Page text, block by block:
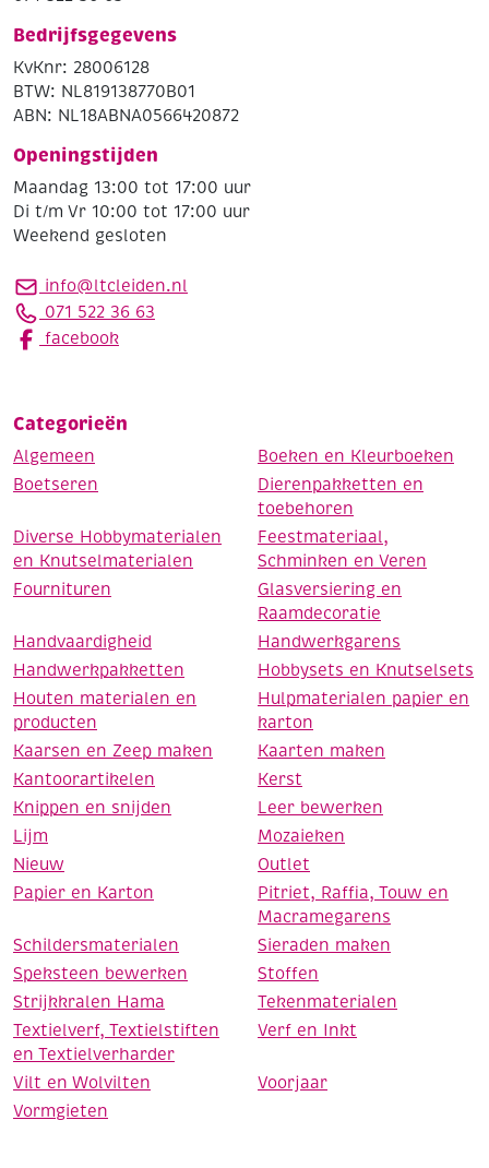
Bedrijfsgegevens
KvKnr: 28006128
BTW: NL819138770B01
ABN: NL18ABNA0566420872
Openingstijden
Maandag 13:00 tot 17:00 uur
Di t/m Vr 10:00 tot 17:00 uur
Weekend gesloten
info@ltcleiden.nl
071 522 36 63
facebook
Categorieën
Algemeen
Boeken en Kleurboeken
Boetseren
Dierenpakketten en
toebehoren
Diverse Hobbymaterialen
en Knutselmaterialen
Feestmateriaal,
Schminken en Veren
Fournituren
Glasversiering en
Raamdecoratie
Handvaardigheid
Handwerkgarens
Handwerkpakketten
Hobbysets en Knutselsets
Houten materialen en
producten
Hulpmaterialen papier en
karton
Kaarsen en Zeep maken
Kaarten maken
Kantoorartikelen
Kerst
Knippen en snijden
Leer bewerken
Lijm
Mozaieken
Nieuw
Outlet
Papier en Karton
Pitriet, Raffia, Touw en
Macramegarens
Schildersmaterialen
Sieraden maken
Speksteen bewerken
Stoffen
Strijkkralen Hama
Tekenmaterialen
Textielverf, Textielstiften
en Textielverharder
Verf en Inkt
Vilt en Wolvilten
Voorjaar
Vormgieten